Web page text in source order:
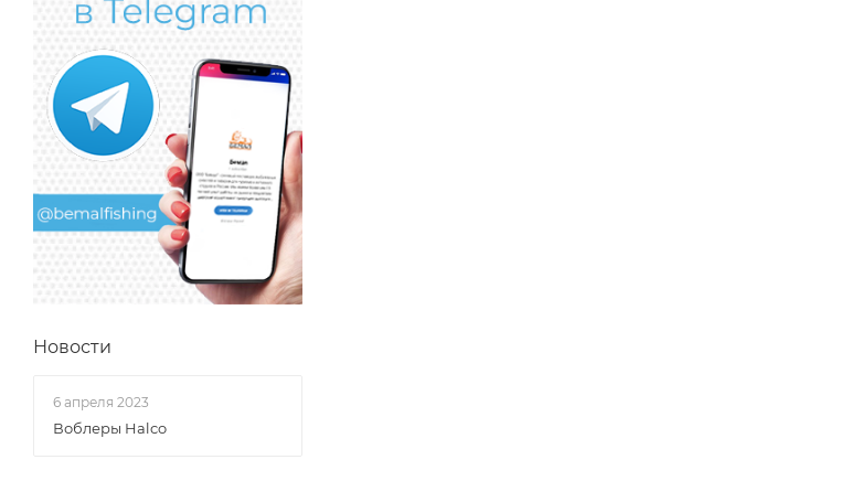
Новости
6 апреля 2023
Воблеры Halco